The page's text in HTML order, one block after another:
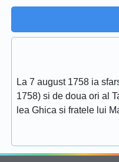
La 7 august 1758 ia
1758) si de doua ori al
lea Ghica si fratele lui